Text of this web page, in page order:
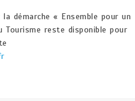
démarche « Ensemble pour un
Tourisme reste disponible pour